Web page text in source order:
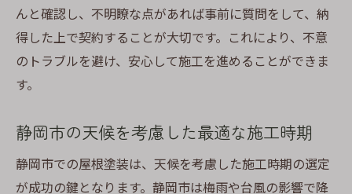
長期的な視点で考える資産価値の向上策
信頼できる業者を選ぶためのインタビュー
術
地域住民からのフィードバックを活かした
改善点
持続可能性を考慮したエコフレンドリーな
んと確認し、不明瞭な点があれば事前に質問をして、納
得した上で契約することが大切です。これにより、不意
のトラブルを避け、安心して施工を進めることができま
す。
静岡市の天候を考慮した最適な施工時期
静岡市での屋根塗装は、天候を考慮した施工時期の選定
が成功の鍵となります。静岡市は梅雨や台風の影響で降